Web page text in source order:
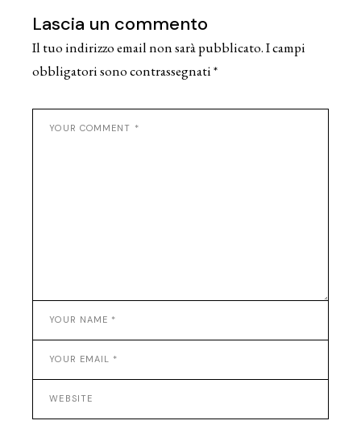
Lascia un commento
Il tuo indirizzo email non sarà pubblicato.I campi
obbligatori sono contrassegnati*